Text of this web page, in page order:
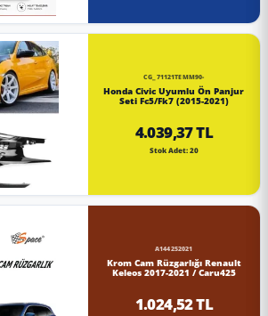
CG_71121TEMM90-
Honda Civic Uyumlu Ön Panjur
Seti Fc5/Fk7 (2015-2021)
4.039,37 TL
Stok Adet: 20
A144252021
Krom Cam Rüzgarlığı Renault
Keleos 2017-2021 / Caru425
1.024,52 TL